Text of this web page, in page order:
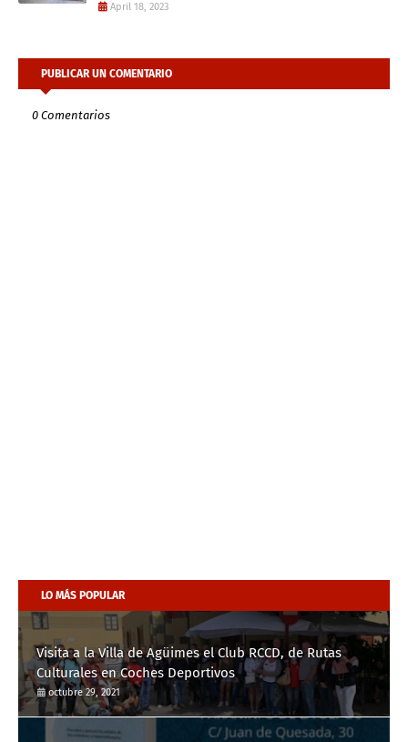
April 18, 2023
PUBLICAR UN COMENTARIO
0 Comentarios
LO MÁS POPULAR
Visita a la Villa de Agüimes el Club RCCD, de Rutas
Culturales en Coches Deportivos
octubre 29, 2021